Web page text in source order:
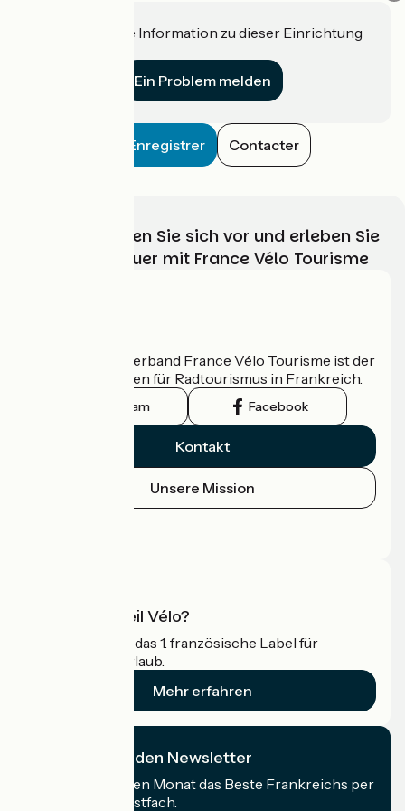
Haben Sie eine Information zu dieser Einrichtung
Ein Problem melden
Enregistrer Contacter
Wählen, bereiten Sie sich vor und erleben Sie
Ihr Radabenteuer mit France Vélo Tourisme
Der nationale Verband France Vélo Tourisme ist der
offizielle Leitfaden für Radtourismus in Frankreich.
Instagram Facebook
Kontakt
Unsere Mission
Was ist Accueil Vélo?
Accueil Vélo ist das 1. französische Label für
Radfahrer im Urlaub.
Mehr erfahren
Ich abonniere den Newsletter
Erhalten Sie jeden Monat das Beste Frankreichs per
Rad in Ihrem Postfach.